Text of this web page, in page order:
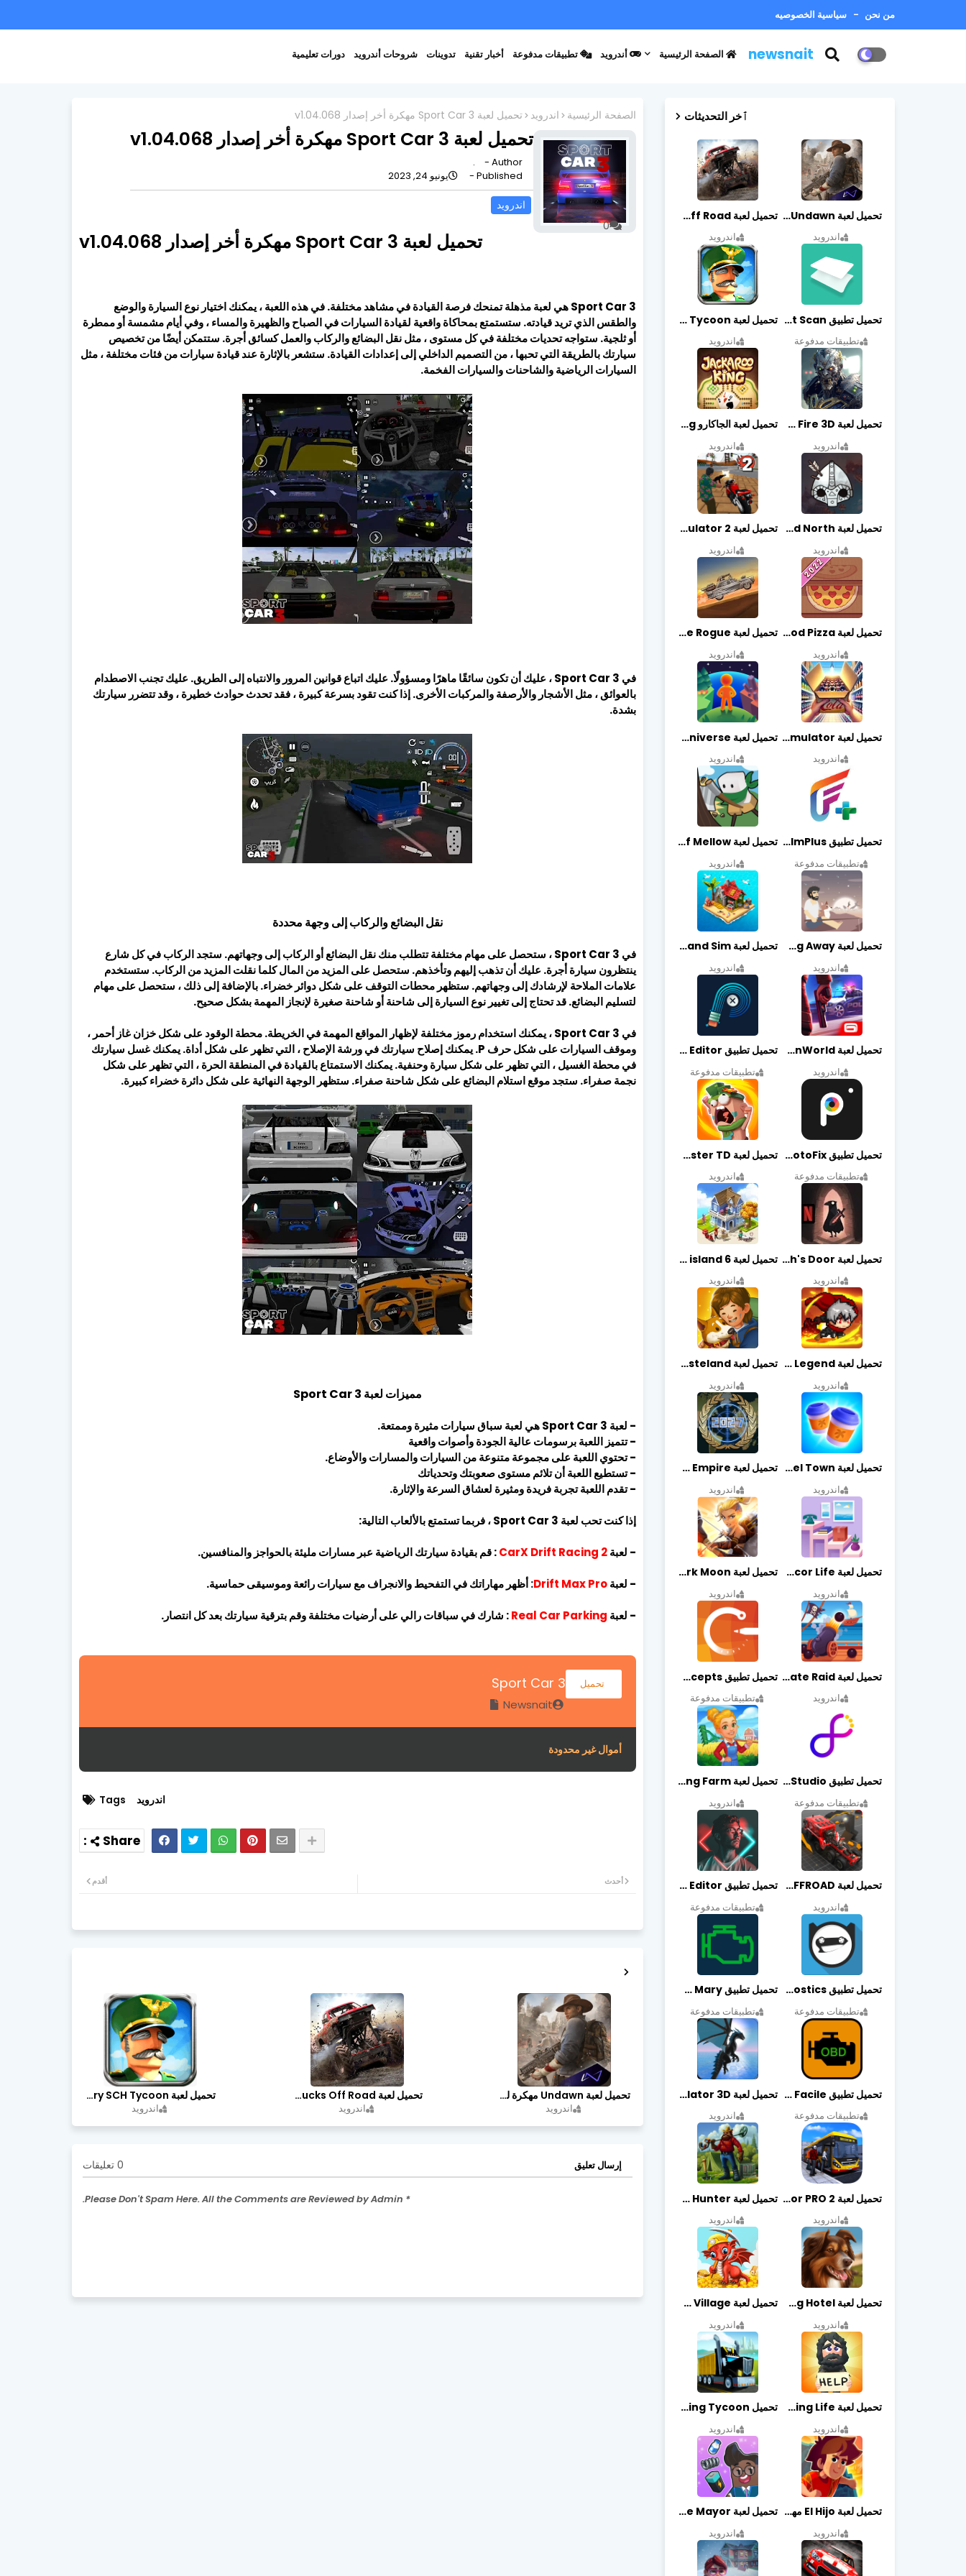
من نحن سياسية الخصوصيه
newsnait دورات تعليمية شروحات أندرويد تدوينات أخبار تقنية تطبيقات مدفوعة أندرويد الصفحة الرئيسية
الصفحة الرئيسية اندرويد تحميل لعبة Sport Car 3 مهكرة أخر إصدار v1.04.068
تحميل لعبة Sport Car 3 مهكرة أخر إصدار v1.04.068
Author -
.
Published -
يونيو 24, 2023
اندرويد
0
تحميل لعبة Sport Car 3 مهكرة أخر إصدار v1.04.068
Sport Car 3 هي لعبة مذهلة تمنحك فرصة القيادة في مشاهد مختلفة. في هذه اللعبة ، يمكنك اختيار نوع السيارة والوضع
والطقس الذي تريد قيادته. ستستمتع بمحاكاة واقعية لقيادة السيارات في الصباح والظهيرة والمساء ، وفي أيام مشمسة أو ممطرة
أو ثلجية. ستواجه تحديات مختلفة في كل مستوى ، مثل نقل البضائع والركاب والعمل كسائق أجرة. ستتمكن أيضًا من تخصيص
سيارتك بالطريقة التي تحبها ، من التصميم الداخلي إلى إعدادات القيادة. ستشعر بالإثارة عند قيادة سيارات من فئات مختلفة ، مثل
السيارات الرياضية والشاحنات والسيارات الفخمة.
في Sport Car 3 ، عليك أن تكون سائقًا ماهرًا ومسؤولًا. عليك اتباع قوانين المرور والانتباه إلى الطريق. عليك تجنب الاصطدام
بالعوائق ، مثل الأشجار والأرصفة والمركبات الأخرى. إذا كنت تقود بسرعة كبيرة ، فقد تحدث حوادث خطيرة ، وقد تتضرر سيارتك
بشدة.
نقل البضائع والركاب إلى وجهة محددة
في Sport Car 3 ، ستحصل على مهام مختلفة تتطلب منك نقل البضائع أو الركاب إلى وجهاتهم. ستجد الركاب في كل شارع
ينتظرون سيارة أجرة. عليك أن تذهب إليهم وتأخذهم. ستحصل على المزيد من المال كلما نقلت المزيد من الركاب. ستستخدم
علامات الملاحة لإرشادك إلى وجهاتهم. ستظهر محطات التوقف على شكل دوائر خضراء. بالإضافة إلى ذلك ، ستحصل على مهام
لتسليم البضائع. قد تحتاج إلى تغيير نوع السيارة إلى شاحنة أو شاحنة صغيرة لإنجاز المهمة بشكل صحيح.
في Sport Car 3 ، يمكنك استخدام رموز مختلفة لإظهار المواقع المهمة في الخريطة. محطة الوقود على شكل خزان غاز أحمر ،
وموقف السيارات على شكل حرف P. يمكنك إصلاح سيارتك في ورشة الإصلاح ، التي تظهر على شكل أداة. يمكنك غسل سيارتك
في محطة الغسيل ، التي تظهر على شكل سيارة وحنفية. يمكنك الاستمتاع بالقيادة في المنطقة الحرة ، التي تظهر على شكل
نجمة صفراء. ستجد موقع استلام البضائع على شكل شاحنة صفراء. ستظهر الوجهة النهائية على شكل دائرة خضراء كبيرة.
مميزات لعبة Sport Car 3
- لعبة Sport Car 3 هي لعبة سباق سيارات مثيرة وممتعة.
- تتميز اللعبة برسومات عالية الجودة وأصوات واقعية
- تحتوي اللعبة على مجموعة متنوعة من السيارات والمسارات والأوضاع.
- تستطيع اللعبة أن تلائم مستوى صعوبتك وتحدياتك
- تقدم اللعبة تجربة فريدة ومثيرة لعشاق السرعة والإثارة.
إذا كنت تحب لعبة Sport Car 3 ، فربما تستمتع بالألعاب التالية:
- لعبةCarX Drift Racing 2 : قم بقيادة سيارتك الرياضية عبر مسارات مليئة بالحواجز والمنافسين.
- لعبةDrift Max Pro
:أظهر مهاراتك في التفحيط والانجراف مع سيارات رائعة وموسيقى حماسية.
- لعبة Real Car Parking: شارك في سباقات رالي على أرضيات مختلفة وقم بترقية سيارتك بعد كل انتصار.
Sport Car 3 تحميل
Newsnait
أموال غير محدودة
Tags اندرويد
أحدث أقدم
تحميل لعبة Undawn مهكرة للأندرويد أخر إصدار | تحميل مباشر + موارد غير محدودة
اندرويد
تحميل لعبة Trucks Off Road مهكرة اخر اصدار
اندرويد
تحميل لعبة Idle Military SCH Tycoon مهكرة آخر إصدار
اندرويد
إرسال تعليق 0 تعليقات
* Please Don't Spam Here. All the Comments are Reviewed by Admin.
ٱخر التحديثات
تحميل لعبة Undawn مهكرة للأندرويد أخر إصدار | تحميل مباشر + موارد غير محدودة
اندرويد
تحميل لعبة Trucks Off Road مهكرة اخر اصدار
اندرويد
تحميل تطبيق vFlat Scan مهكر آخر إصدار
تطبيقات مدفوعة
تحميل لعبة Idle Military SCH Tycoon مهكرة آخر إصدار
اندرويد
تحميل لعبة Zombie Fire 3D مهكرة آخر إصدار
اندرويد
تحميل لعبة الجاكارو jackaroo king آخر إصدار
اندرويد
تحميل لعبة Bad North مهكرة آخر إصدار
اندرويد
تحميل لعبة Vegas crime simulator 2 مهكرة اخر اصدار
اندرويد
تحميل لعبة Good Pizza مهكرة اخر اصدار
اندرويد
تحميل لعبة Earn to Die Rogue مهكرة اخر اصدار
اندرويد
تحميل لعبة Retail Store Simulator مهكرة اخر اصدار
اندرويد
تحميل لعبة My Little Universe مهكرة أخر إصدار
اندرويد
تحميل تطبيق FilmPlus أخر إصدار
تطبيقات مدفوعة
تحميل لعبة Life of Mellow مهكرة أخر إصدار
اندرويد
تحميل لعبة Casting Away مهكرة أخر إصدار
اندرويد
تحميل لعبة Fantasy Island Sim مهكرة أخر إصدار
اندرويد
تحميل لعبة Gangstar New Orleans OpenWorld مهكرة أخر إصدار
اندرويد
تحميل تطبيق Retouch Remove Objects Editor مهكرة اخر إصدار
تطبيقات مدفوعة
تحميل تطبيق PhotoFix مهكر آخر إصدار
تطبيقات مدفوعة
تحميل لعبة Candy Disaster TD مهكرة اخر إصدار
اندرويد
تحميل لعبة Death's Door مهكرة أخر إصدار
اندرويد
تحميل لعبة city island 6 مهكرة أخر إصدار
اندرويد
تحميل لعبة Slayer Legend مهكرة أخر إصدار
اندرويد
تحميل لعبة Merge Survival : Wasteland مهكرة أخر إصدار
اندرويد
تحميل لعبة Travel Town مهكرة أخر إصدار
اندرويد
تحميل لعبة World Empire مهكرة أخر إصدار
اندرويد
تحميل لعبة Decor Life مهكرة أخر إصدار
اندرويد
تحميل لعبة Lionheart: Dark Moon مهكرة أخر إصدار
اندرويد
تحميل لعبة Pirate Raid مهكرة أخر إصدار
اندرويد
تحميل تطبيق Concepts مهكر أخر إصدار
تطبيقات مدفوعة
تحميل تطبيق Graphic Studio مهكر أخر إصدار
تطبيقات مدفوعة
تحميل لعبة Cooking Farm مهكرة أخر إصدار
اندرويد
تحميل لعبة PROJECT:OFFROAD مهكرة أخر إصدار
اندرويد
تحميل تطبيق NeonArt Photo Editor مهكر أخر إصدار
تطبيقات مدفوعة
تحميل تطبيق OBDeleven Car Diagnostics مهكر أخر إصدار
تطبيقات مدفوعة
تحميل تطبيق Obd Mary مهكر أخر إصدار
تطبيقات مدفوعة
تحميل تطبيق EOBD Facile مهكر أخر إصدار
تطبيقات مدفوعة
تحميل لعبة Dragon Simulator 3D مهكرة أخر إصدار
اندرويد
تحميل لعبة Bus Simulator PRO 2 مهكرة أخر إصدار
اندرويد
تحميل لعبة Treasure Hunter مهكرة أخر إصدار
اندرويد
تحميل لعبة Dog Hotel مهكرة أخر إصدار
اندرويد
تحميل لعبة Dragon Village مهكرة أخر إصدار
اندرويد
تحميل لعبة Begging Life مهكرة أخر إصدار
اندرويد
تحميل Transit King Tycoon مهكرة أخر إصدار
اندرويد
تحميل لعبة El Hijo مهكرة أخر إصدار
اندرويد
تحميل لعبة Merge Mayor مهكرة أخر إصدار
اندرويد